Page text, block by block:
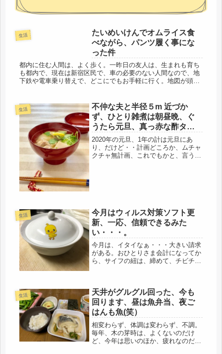
生活
たいめいけんでオムライス食
べながら、パンツ履く事にな
った件
都内に住む人間は、よく歩く。一昨日の友人は、生まれも育ち
も都内で、現在は新宿区民で、車の必要のない人間なので、地
下鉄や電車乗り替えで、どこにでもお手軽に行く。地図が頭に
生活
不仲な夫と半径５m 近づか
ず、ひとり雑煮は朝昼晩、ぐ
うたら元旦、真っ赤な酢タ
コ。
2020年の元旦、1年の計は元旦にあ
り、だけど・・計画どころか、ムチャ
クチャ無計画、これでもかと、言うぐ
生活
今月はウィルス対策ソフト更
新、一応、信頼できるみた
い・・・。
今月は、イタイなぁ・・・大きい請求
がある。おひとりさま会計になってか
ら、サイフの紐は、締めて、チビチビ
作る気力がない時、買って帰る弁当や
オ...
生活
天井がグルグル回った、今も
回ります、昼は魚弁当、夜ご
はんも魚(笑）
相変わらず、体調は変わらず、不調。
毎年、木の芽時は、よくないのだけ
ど、今年は思いのほか、疲れなのだろ